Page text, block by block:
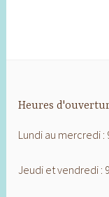
Heures
Lundi au mercredi :
Jeudi et vendredi :